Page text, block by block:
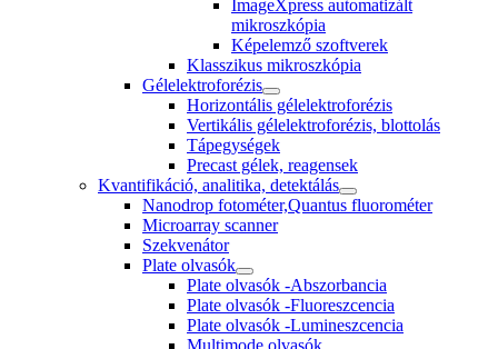
ImageXpress automatizált
mikroszkópia
Képelemző szoftverek
Klasszikus mikroszkópia
Gélelektroforézis
Horizontális gélelektroforézis
Vertikális gélelektroforézis, blottolás
Tápegységek
Precast gélek, reagensek
Kvantifikáció, analitika, detektálás
Nanodrop fotométer,Quantus fluorométer
Microarray scanner
Szekvenátor
Plate olvasók
Plate olvasók -Abszorbancia
Plate olvasók -Fluoreszcencia
Plate olvasók -Lumineszcencia
Multimode olvasók